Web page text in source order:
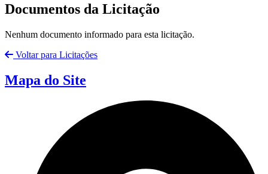
Documentos da Licitação
Nenhum documento informado para esta licitação.
Voltar para Licitações
Mapa do Site